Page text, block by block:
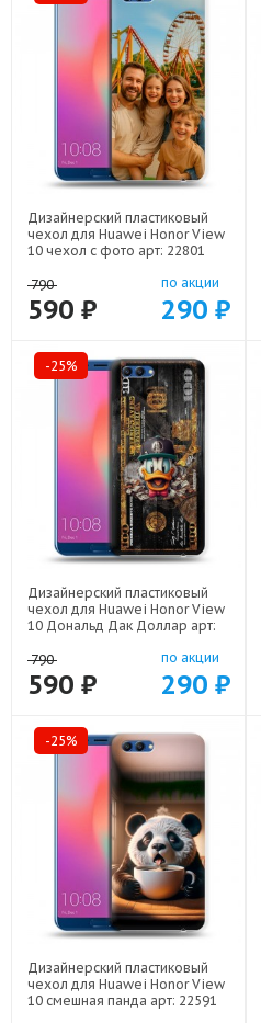
Дизайнерский пластиковый
чехол для Huawei Honor View
10 чехол с фото арт: 22801
790
590 ₽
по акции
290 ₽
-25%
Дизайнерский пластиковый
чехол для Huawei Honor View
10 Дональд Дак Доллар арт:
790
590 ₽
по акции
290 ₽
-25%
Дизайнерский пластиковый
чехол для Huawei Honor View
10 смешная панда арт: 22591